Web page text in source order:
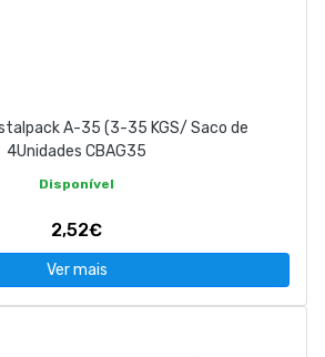
A-35 (3-35 KGS/ Saco de
4Unidades CBAG35
Disponível
2,52€
Ver mais